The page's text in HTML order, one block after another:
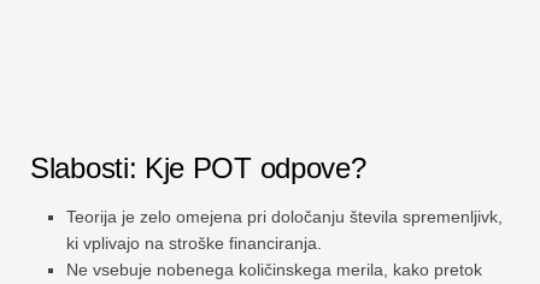
Slabosti: Kje POT odpove?
Teorija je zelo omejena pri določanju števila spremenljivk,
ki vplivajo na stroške financiranja.
Ne vsebuje nobenega količinskega merila, kako pretok